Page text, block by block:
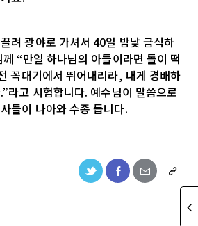
려 광야로 가셔서 40일 밤낮 금식하
“만일 하나님의 아들이라면 돌이 떡
꼭대기에서 뛰어내리라, 내게 경배하
라고 시험합니다. 예수님이 말씀으로
들이 나아와 수종 듭니다.